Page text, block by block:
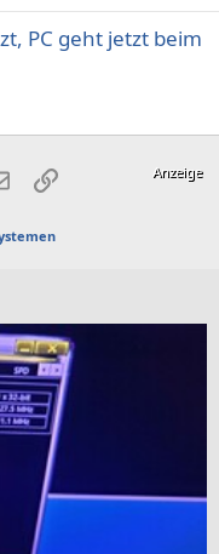
PC geht jetzt beim
E-MailLink